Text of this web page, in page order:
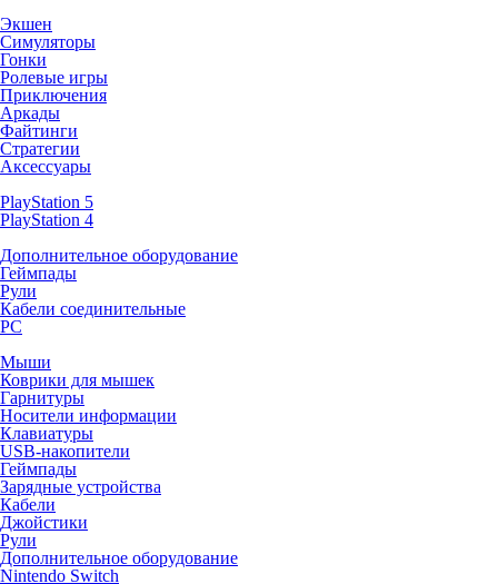
Экшен
Симуляторы
Гонки
Ролевые игры
Приключения
Аркады
Файтинги
Стратегии
Аксессуары
PlayStation 5
PlayStation 4
Дополнительное оборудование
Геймпады
Рули
Кабели соединительные
PC
Мыши
Коврики для мышек
Гарнитуры
Носители информации
Клавиатуры
USB-накопители
Геймпады
Зарядные устройства
Кабели
Джойстики
Рули
Дополнительное оборудование
Nintendo Switch